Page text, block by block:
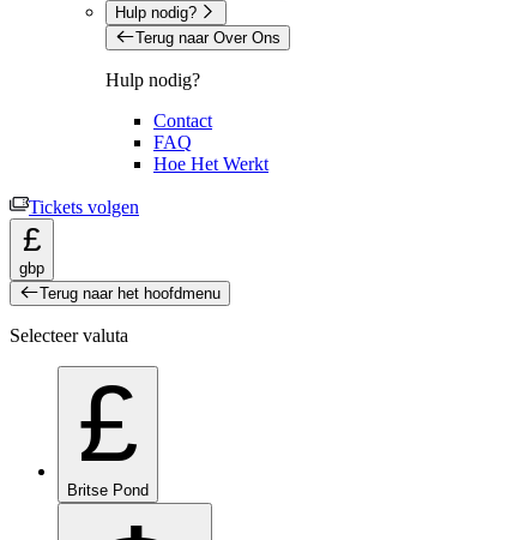
Hulp nodig?
Terug naar Over Ons
Hulp nodig?
Contact
FAQ
Hoe Het Werkt
Tickets volgen
£
gbp
Terug naar het hoofdmenu
Selecteer valuta
£
Britse Pond